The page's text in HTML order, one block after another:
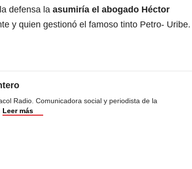
defensa la asumiría el abogado Héctor
y quien gestionó el famoso tinto Petro- Uribe.
Radio. Comunicadora social y periodista de la
Leer más